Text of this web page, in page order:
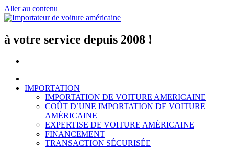
Aller au contenu
à votre service depuis 2008 !
IMPORTATION
IMPORTATION DE VOITURE AMERICAINE
COÛT D’UNE IMPORTATION DE VOITURE
AMÉRICAINE
EXPERTISE DE VOITURE AMÉRICAINE
FINANCEMENT
TRANSACTION SÉCURISÉE